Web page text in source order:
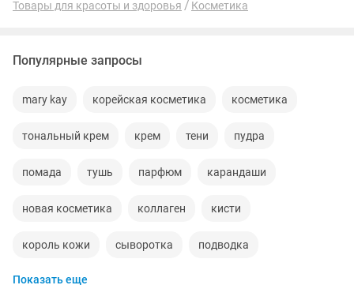
Товары для красоты и здоровья
Косметика
Популярные запросы
mary kay корейская косметика косметика
тональный крем крем тени пудра
помада тушь парфюм карандаши
новая косметика коллаген кисти
король кожи сыворотка подводка
хайлайтер
Показать еще